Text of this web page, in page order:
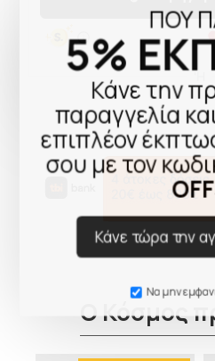
ΠΟΥ
5%
Κάνε την
παραγγελία
επιπλέον
σου με τον
Κάνε τώρα την
Να μην
Ο Κόσμος